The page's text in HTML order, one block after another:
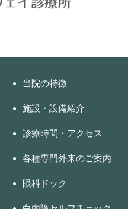
当院の特徴
施設・設備紹介
診療時間・アクセス
各種専門外来のご案内
眼科ドック